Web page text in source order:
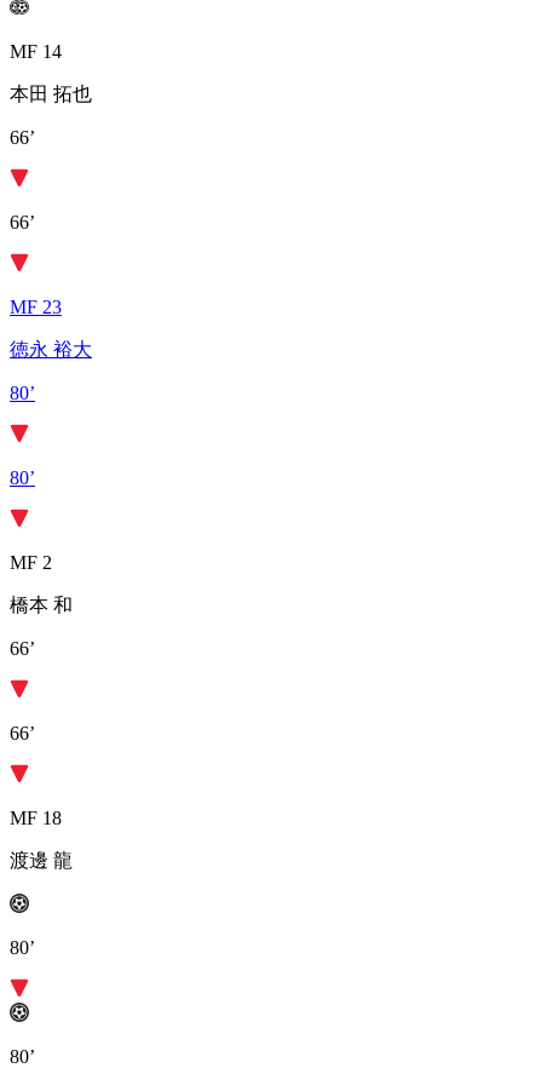
MF 14
本田 拓也
66’
66’
MF 23
徳永 裕大
80’
80’
MF 2
橋本 和
66’
66’
MF 18
渡邊 龍
80’
80’